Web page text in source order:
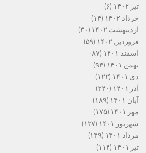
تیر ۱۴۰۲
(۶)
خرداد ۱۴۰۲
(۱۴)
اردیبهشت ۱۴۰۲
(۳۰)
فروردین ۱۴۰۲
(۵۹)
اسفند ۱۴۰۱
(۸۷)
بهمن ۱۴۰۱
(۹۳)
دی ۱۴۰۱
(۱۲۲)
آذر ۱۴۰۱
(۲۴۰)
آبان ۱۴۰۱
(۱۸۹)
مهر ۱۴۰۱
(۱۷۵)
شهریور ۱۴۰۱
(۱۲۷)
مرداد ۱۴۰۱
(۱۴۹)
تیر ۱۴۰۱
(۱۱۴)